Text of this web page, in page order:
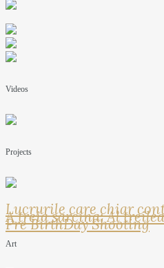
Videos
Projects
Lucrurile care chiar
A treia sarcina: Al
Pre BirthDay Shooting
Art